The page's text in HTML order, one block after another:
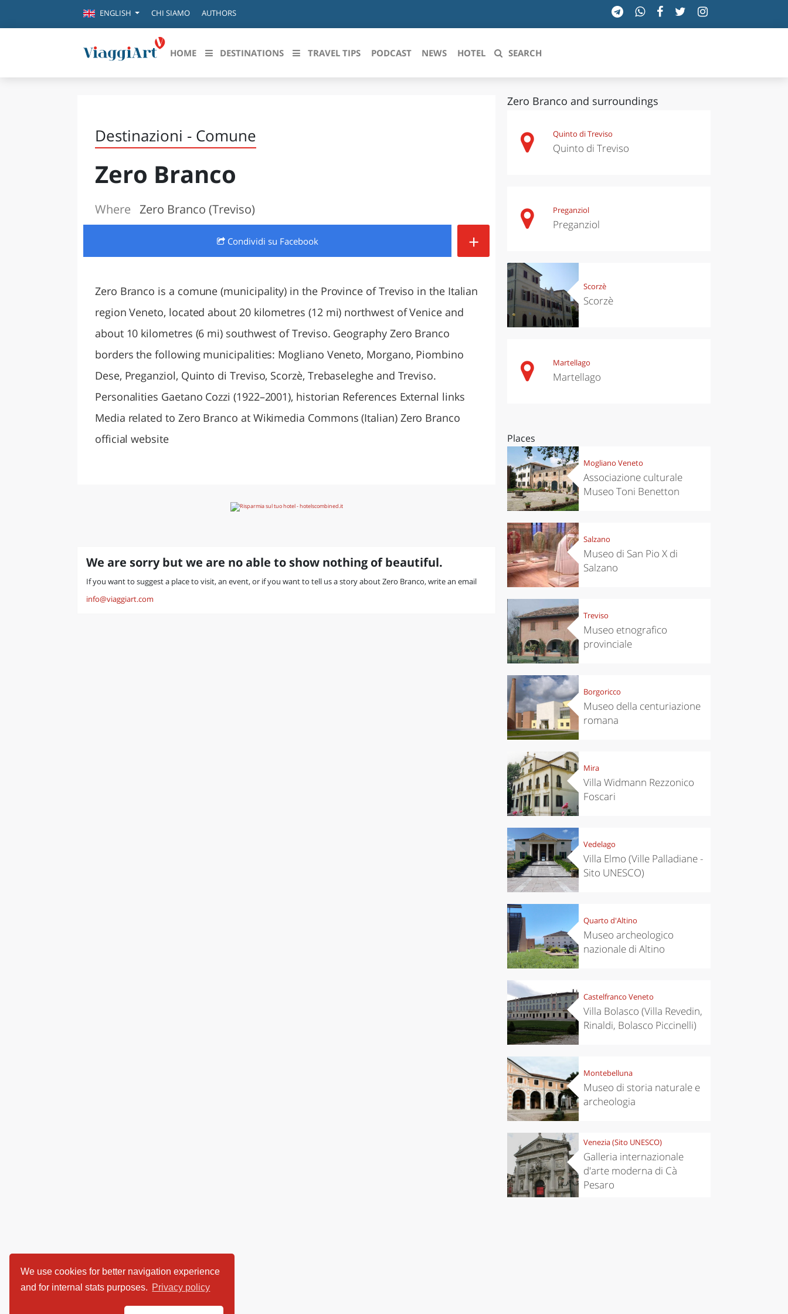
We use cookies for better navigation experience
and for internal stats purposes. Privacy policy
ENGLISH CHI SIAMO AUTHORS
HOME DESTINATIONS
VENEZIA
FIRENZE
NAPOLI
BOLOGNA
RIMINI
BASILICATA
EMILIA-ROMAGNA PIEMONTE
TOSCANA
VALLE D'AOSTA
TRAVEL TIPS PODCAST NEWS HOTEL SEARCH
Destinazioni - Comune
Zero Branco
Where Zero Branco (Treviso)
Condividi su Facebook +
Zero Branco is a comune (municipality) in the Province of Treviso in the Italian
region Veneto, located about 20 kilometres (12 mi) northwest of Venice and
about 10 kilometres (6 mi) southwest of Treviso. Geography Zero Branco
borders the following municipalities: Mogliano Veneto, Morgano, Piombino
Dese, Preganziol, Quinto di Treviso, Scorzè, Trebaseleghe and Treviso.
Personalities Gaetano Cozzi (1922–2001), historian References External links
Media related to Zero Branco at Wikimedia Commons (Italian) Zero Branco
official website
We are sorry but we are no able to show nothing of beautiful.
If you want to suggest a place to visit, an event, or if you want to tell us a story about Zero Branco, write an email
info@viaggiart.com
Zero Branco and surroundings
Quinto di Treviso
Quinto di Treviso
Preganziol
Preganziol
Scorzè
Scorzè
Martellago
Martellago
Places
Mogliano Veneto
Associazione culturale
Museo Toni Benetton
Salzano
Museo di San Pio X di
Salzano
Treviso
Museo etnografico
provinciale
Borgoricco
Museo della centuriazione
romana
Mira
Villa Widmann Rezzonico
Foscari
Vedelago
Villa Elmo (Ville Palladiane -
Sito UNESCO)
Quarto d'Altino
Museo archeologico
nazionale di Altino
Castelfranco Veneto
Villa Bolasco (Villa Revedin,
Rinaldi, Bolasco Piccinelli)
Montebelluna
Museo di storia naturale e
archeologia
Venezia (Sito UNESCO)
Galleria internazionale
d'arte moderna di Cà
Pesaro